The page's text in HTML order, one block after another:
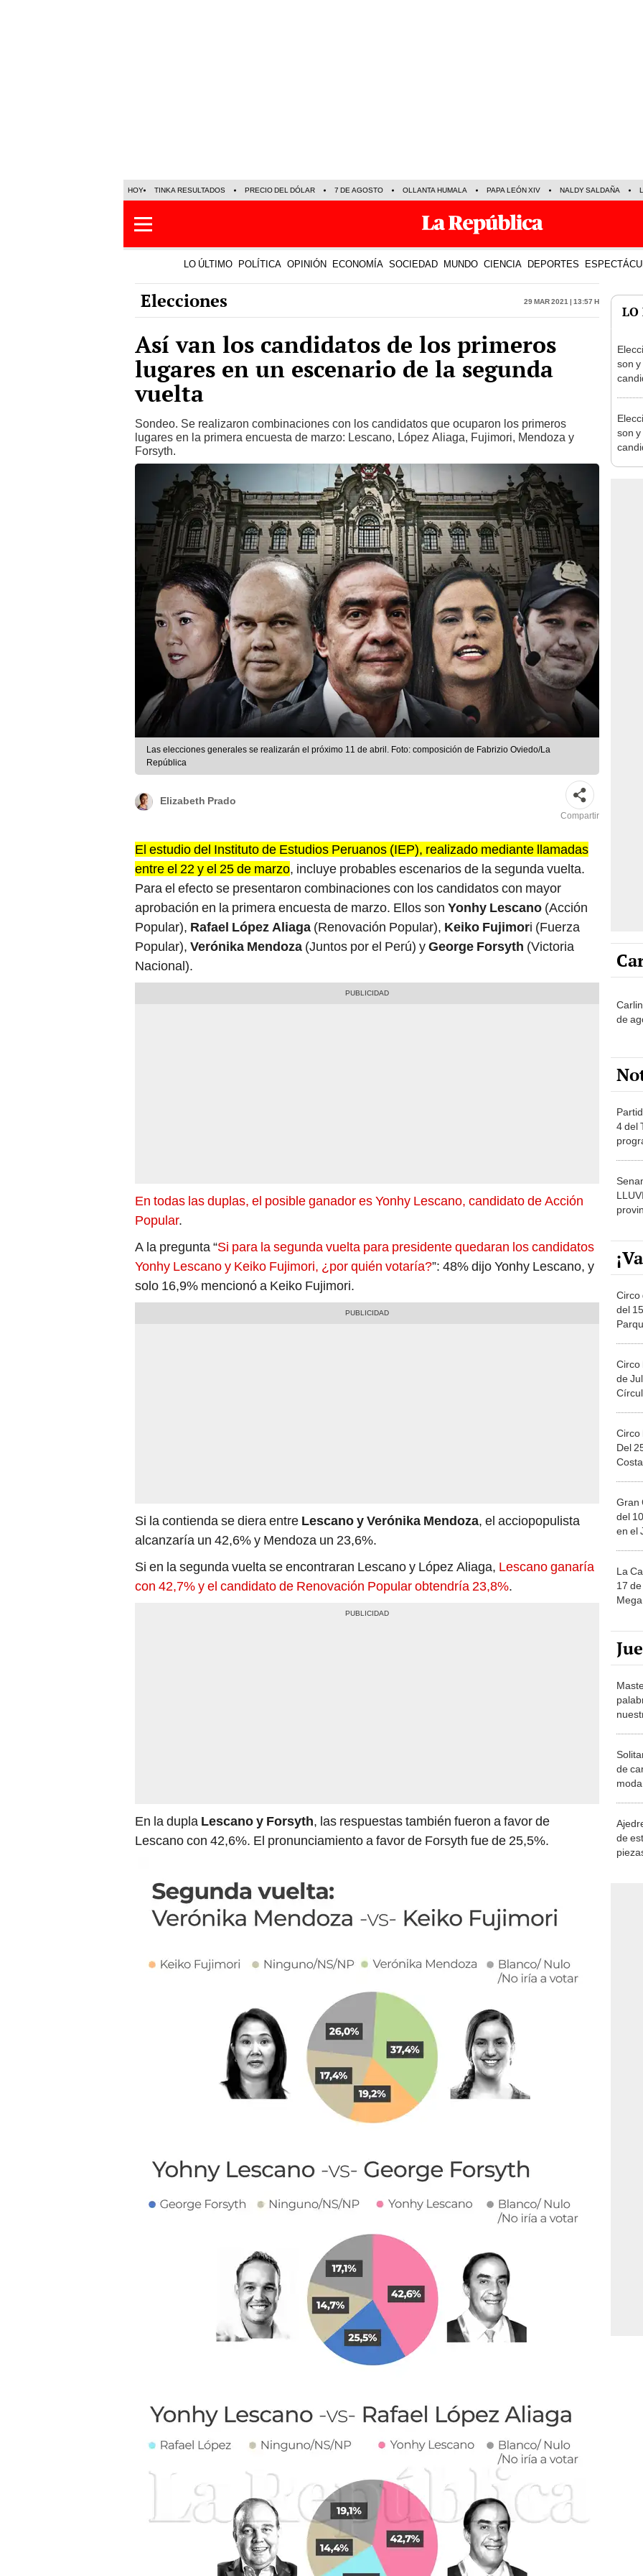
HOY TINKA RESULTADOS PRECIO DEL DÓLAR 7 DE AGOSTO OLLANTA HUMALA PAPA LEÓN XIV NALDY SALDAÑA
LO ÚLTIMO POLÍTICA OPINIÓN ECONOMÍA SOCIEDAD MUNDO CIENCIA DEPORTES
Elecciones 29 Mar 2021 | 13:57 h
Así van los candidatos de los primeros
lugares en un escenario de la segunda
vuelta
Sondeo. Se realizaron combinaciones con los candidatos que ocuparon los primeros
lugares en la primera encuesta de marzo: Lescano, López Aliaga, Fujimori, Mendoza y
Forsyth.
Las elecciones generales se realizarán el próximo 11 de abril. Foto: composición de Fabrizio Oviedo/La
República
Elizabeth Prado
Compartir
El estudio del Instituto de Estudios Peruanos (IEP), realizado mediante llamadas
entre el 22 y el 25 de marzo, incluye probables escenarios de la segunda vuelta.
Para el efecto se presentaron combinaciones con los candidatos con mayor
aprobación en la primera encuesta de marzo. Ellos son Yonhy Lescano (Acción
Popular), Rafael López Aliaga (Renovación Popular), Keiko Fujimori (Fuerza
Popular), Verónika Mendoza (Juntos por el Perú) yGeorge Forsyth (Victoria
Nacional).
En todas las duplas, el posible ganador es Yonhy Lescano, candidato de Acción
Popular.
A la pregunta “Si para la segunda vuelta para presidente quedaran los candidatos
Yonhy Lescano y Keiko Fujimori, ¿por quién votaría?”: 48% dijo Yonhy Lescano, y
solo 16,9% mencionó a Keiko Fujimori.
Si la contienda se diera entre Lescano y Verónika Mendoza, el acciopopulista
alcanzaría un 42,6% y Mendoza un 23,6%.
Si en la segunda vuelta se encontraran Lescano y López Aliaga, Lescano ganaría
con 42,7% y el candidato de Renovación Popular obtendría 23,8%.
En la dupla Lescano y Forsyth, las respuestas también fueron a favor de
Lescano con 42,6%. El pronunciamiento a favor de Forsyth fue de 25,5%.
LO
son
son
de
4 del
Circo
del
Circo
de
Circo
Del
Gran
del
en el
La
17
de
de